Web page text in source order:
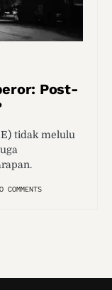
Post-
tidak melulu
COMMENTS